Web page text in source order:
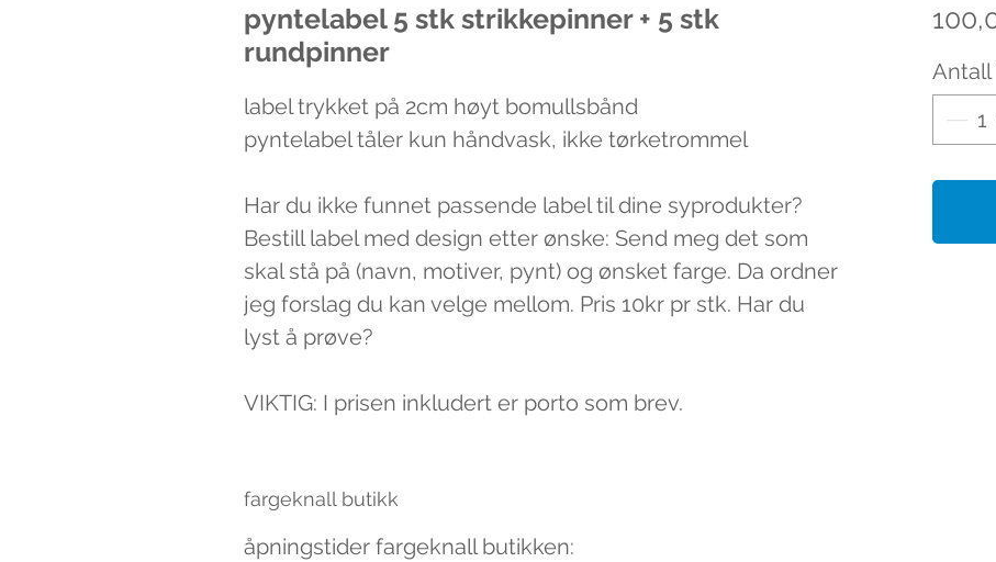
pyntelabel 5 stk strikkepinner + 5 stk
rundpinner
label trykket på 2cm høyt bomullsbånd
pyntelabel tåler kun håndvask, ikke tørketrommel
Har du ikke funnet passende label til dine syprodukter?
Bestill label med design etter ønske: Send meg det som
skal stå på (navn, motiver, pynt) og ønsket farge. Da ordner
jeg forslag du kan velge mellom. Pris 10kr pr stk. Har du
lyst å prøve?
VIKTIG: I prisen inkludert er porto som brev.
fargeknall butikk
åpningstider fargeknall butikken:
Antall